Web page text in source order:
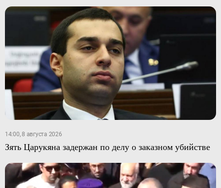
14:00, 8 августа 2026
Зять Царукяна задержан по делу о заказном убийстве